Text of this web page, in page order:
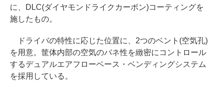
に、DLC(ダイヤモンドライクカーボン)コーティングを
施したもの。
ドライバの特性に応じた位置に、2つのベント(空気孔)
を用意。筐体内部の空気のバネ性を緻密にコントロール
するデュアルエアフローベース・ベンディングシステム
を採用している。